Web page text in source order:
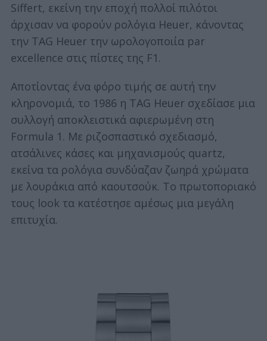
Siffert, εκείνη την εποχή πολλοί πιλότοι
άρχισαν να φορούν ρολόγια Heuer, κάνοντας
την TAG Heuer την ωρολογοποιία par
excellence στις πίστες της F1.
Αποτίοντας ένα φόρο τιμής σε αυτή την
κληρονομιά, το 1986 η TAG Heuer σχεδίασε μια
συλλογή αποκλειστικά αφιερωμένη στη
Formula 1. Με ριζοσπαστικό σχεδιασμό,
ατσάλινες κάσες και μηχανισμούς quartz,
εκείνα τα ρολόγια συνδύαζαν ζωηρά χρώματα
με λουράκια από καουτσούκ. Το πρωτοποριακό
τους look τα κατέστησε αμέσως μια μεγάλη
επιτυχία.